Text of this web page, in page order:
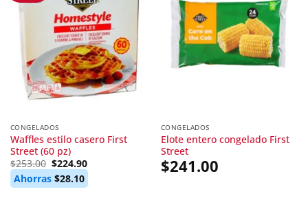
CONGELADOS
Waffles estilo casero First
Street (60 pz)
$253.00 Original
price
was:
$253.00.
$224.90Current
price
$224.90.
Ahorras $28.10
CONGELADOS
Elote entero congelado First
Street
$241.00